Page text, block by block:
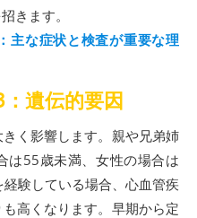
きます。
主な症状と検査が重要な理
遺伝的要因
く影響します。親や兄弟姉
は55歳未満、女性の場合は
験している場合、心血管疾
高くなります。早期から定